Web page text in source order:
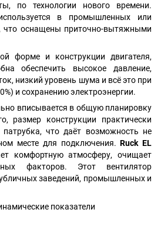
по технологии нового времени.
в промышленных или
что оснащены приточно-вытяжными
форме и конструкции двигателя,
обеспечить высокое давление,
низкий уровень шума и всё это при
и сохранению электроэнергии.
вписывается в общую планировку
размер конструкции практически
что даёт возможность не
месте для подключения.Ruck EL
комфортную атмосферу, очищает
факторов. Этот вентилятор
заведений, промышленных и